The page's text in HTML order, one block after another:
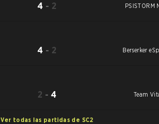
4 - 2 PSISTORM
4 - 2 Berserker
2 - 4 Team
Ver todas las partidas de SC2